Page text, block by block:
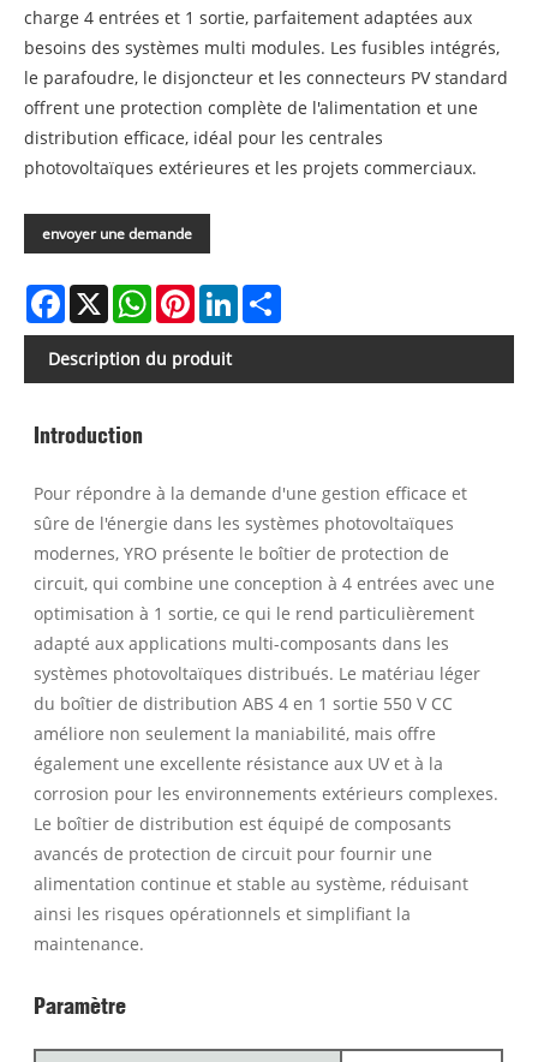
charge 4 entrées et 1 sortie, parfaitement adaptées aux
besoins des systèmes multi modules. Les fusibles intégrés,
le parafoudre, le disjoncteur et les connecteurs PV standard
offrent une protection complète de l'alimentation et une
distribution efficace, idéal pour les centrales
photovoltaïques extérieures et les projets commerciaux.
envoyer une demande
Facebook
X WhatsAppPinterestLinkedIn
Description du produit
Introduction
Pour répondre à la demande d'une gestion efficace et
sûre de l'énergie dans les systèmes photovoltaïques
modernes, YRO présente le boîtier de protection de
circuit, qui combine une conception à 4 entrées avec une
optimisation à 1 sortie, ce qui le rend particulièrement
adapté aux applications multi-composants dans les
systèmes photovoltaïques distribués. Le matériau léger
du boîtier de distribution ABS 4 en 1 sortie 550 V CC
améliore non seulement la maniabilité, mais offre
également une excellente résistance aux UV et à la
corrosion pour les environnements extérieurs complexes.
Le boîtier de distribution est équipé de composants
avancés de protection de circuit pour fournir une
alimentation continue et stable au système, réduisant
ainsi les risques opérationnels et simplifiant la
maintenance.
Paramètre